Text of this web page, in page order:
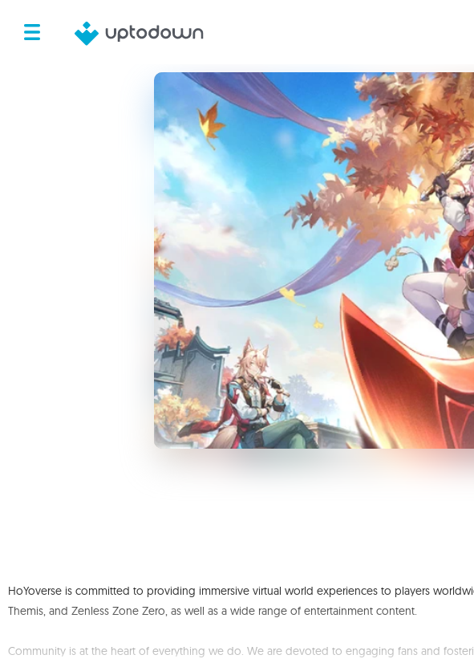
HoYoverse is committed to providing immersive virtual world experiences to players
Themis, and Zenless Zone Zero, as well as a wide range of entertainment content.
Community is at the heart of everything we do. We are devoted to engaging fans and